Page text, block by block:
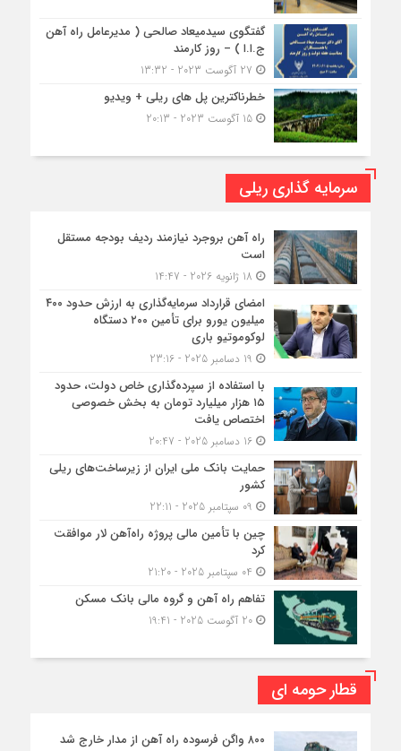
گفتگوی سیدمیعاد صالحی ( مدیرعامل راه آهن
ج.ا.ا ) – روز کارمند
خطرناکترین پل های ریلی + ویدیو
15 آگوست 2023 - 20:13
سرمایه گذاری ریلی
راه آهن بروجرد نیازمند ردیف بودجه مستقل
است
امضای قرارداد سرمایه‌گذاری به ارزش حدود ۴۰۰
میلیون یورو برای تأمین ۲۰۰ دستگاه
لوکوموتیو باری
با استفاده از سپرده‌گذاری خاص دولت، حدود
۱۵ هزار میلیارد تومان به بخش خصوصی
اختصاص یافت
16 دسامبر 2025 - 20:47
حمایت بانک ملی ایران از زیرساخت‌های ریلی
کشور
چین با تأمین مالی پروژه راه‌آهن لار موافقت
کرد
تفاهم راه آهن و گروه مالی بانک مسکن
20 آگوست 2025 - 19:41
قطار حومه ای
۸۰۰ واگن فرسوده راه آهن از مدار خارج شد